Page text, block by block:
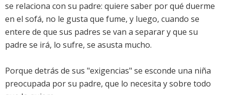
se relaciona con su padre: quiere saber por qué duerme
en el sofá, no le gusta que fume, y luego, cuando se
entere de que sus padres se van a separar y que su
padre se irá, lo sufre, se asusta mucho.
Porque detrás de sus "exigencias" se esconde una niña
preocupada por su padre, que lo necesita y sobre todo